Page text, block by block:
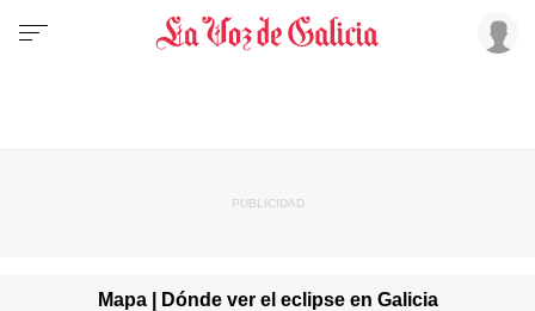
Mapa | Dónde ver el eclipse en Galicia